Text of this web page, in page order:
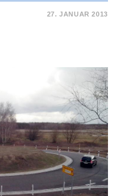
27. JANUAR 2013